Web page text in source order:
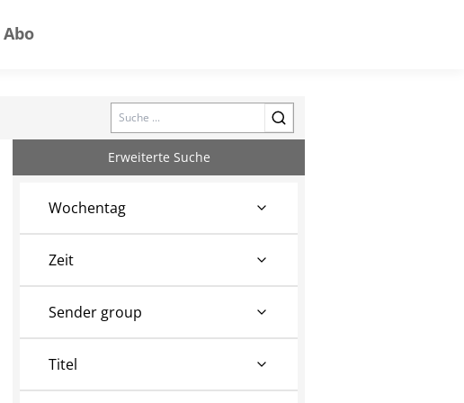
Abo
Search
Erweiterte Suche
Wochentag
Zeit
Sender group
Titel